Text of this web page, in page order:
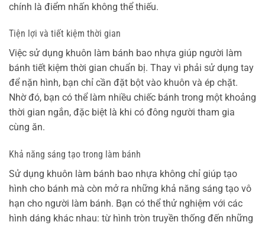
chính là điểm nhấn không thể thiếu.
Tiện lợi và tiết kiệm thời gian
Việc sử dụng khuôn làm bánh bao nhựa giúp người làm
bánh tiết kiệm thời gian chuẩn bị. Thay vì phải sử dụng tay
để nặn hình, bạn chỉ cần đặt bột vào khuôn và ép chặt.
Nhờ đó, bạn có thể làm nhiều chiếc bánh trong một khoảng
thời gian ngắn, đặc biệt là khi có đông người tham gia
cùng ăn.
Khả năng sáng tạo trong làm bánh
Sử dụng khuôn làm bánh bao nhựa không chỉ giúp tạo
hình cho bánh mà còn mở ra những khả năng sáng tạo vô
hạn cho người làm bánh. Bạn có thể thử nghiệm với các
hình dáng khác nhau: từ hình tròn truyền thống đến những